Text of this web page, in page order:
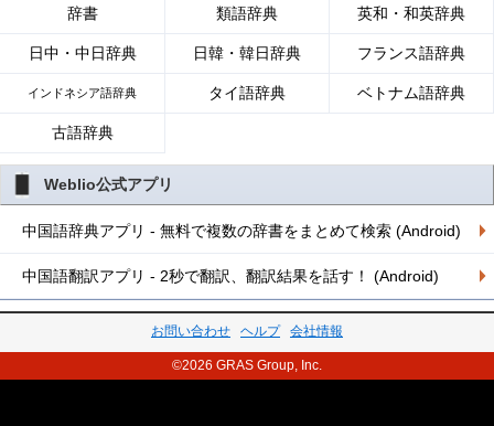
辞書 類語辞典 英和・和英辞典
日中・中日辞典 日韓・韓日辞典 フランス語辞典
インドネシア語辞典 タイ語辞典 ベトナム語辞典
古語辞典
Weblio公式アプリ
中国語辞典アプリ - 無料で複数の辞書をまとめて検索 (Android)
中国語翻訳アプリ - 2秒で翻訳、翻訳結果を話す！ (Android)
お問い合わせ ヘルプ 会社情報
©2026 GRAS Group, Inc.